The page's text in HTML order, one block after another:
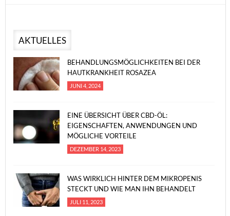
AKTUELLES
BEHANDLUNGSMÖGLICHKEITEN BEI DER
HAUTKRANKHEIT ROSAZEA
JUNI 4, 2024
EINE ÜBERSICHT ÜBER CBD-ÖL:
EIGENSCHAFTEN, ANWENDUNGEN UND
MÖGLICHE VORTEILE
DEZEMBER 14, 2023
WAS WIRKLICH HINTER DEM MIKROPENIS
STECKT UND WIE MAN IHN BEHANDELT
JULI 11, 2023